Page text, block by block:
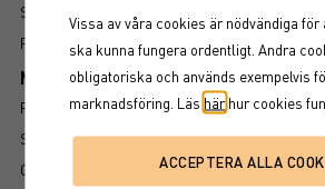
SLUTLIGA VILLKOR
FAKTABLAD
Mer information om produkten
RISK
SÅ LÄSER DU FAKTABLADET
GRUNDPROSPEKT
Vissa av våra cookies är nödvändiga
ska kunna fungera ordentligt. Andra
obligatoriska och används exempelvis
marknadsföring. Läs här hur cookies